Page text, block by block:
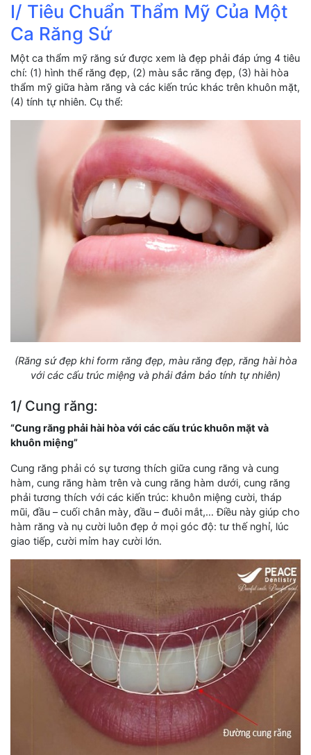
I/ Tiêu Chuẩn Thẩm Mỹ Của Một
Ca Răng Sứ
Một ca thẩm mỹ răng sứ được xem là đẹp phải đáp ứng 4 tiêu
chí: (1) hình thể răng đẹp, (2) màu sắc răng đẹp, (3) hài hòa
thẩm mỹ giữa hàm răng và các kiến trúc khác trên khuôn mặt,
(4) tính tự nhiên. Cụ thể:
(Răng sứ đẹp khi form răng đẹp, màu răng đẹp, răng hài hòa
với các cấu trúc miệng và phải đảm bảo tính tự nhiên)
1/ Cung răng:
“Cung răng phải hài hòa với các cấu trúc khuôn mặt và
khuôn miệng”
Cung răng phải có sự tương thích giữa cung răng và cung
hàm, cung răng hàm trên và cung răng hàm dưới, cung răng
phải tương thích với các kiến trúc: khuôn miệng cười, tháp
mũi, đầu – cuối chân mày, đầu – đuôi mắt,… Điều này giúp cho
hàm răng và nụ cười luôn đẹp ở mọi góc độ: tư thế nghỉ, lúc
giao tiếp, cười mỉm hay cười lớn.